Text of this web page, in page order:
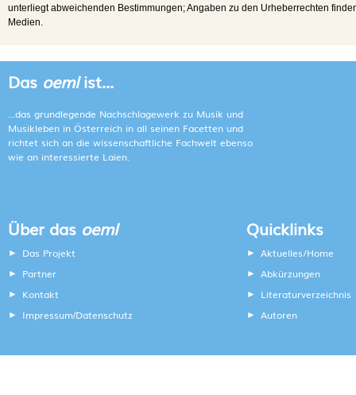
unterliegt abweichenden Bestimmungen; Angaben zu den Urheberrechten
Medien.
Das oemlist...
...das grundlegende Nachschlagewerk zu Musik und
Musikleben in Österreich in all seinen Facetten und
richtet sich an die wissenschaftliche Fachwelt ebenso
wie an interessierte Laien.
Über das oeml
Das Projekt
Partner
Kontakt
Impressum/Datenschutz
Quicklinks
Aktuelles/Home
Abkürzungen
Literaturverzeichnis
Autoren